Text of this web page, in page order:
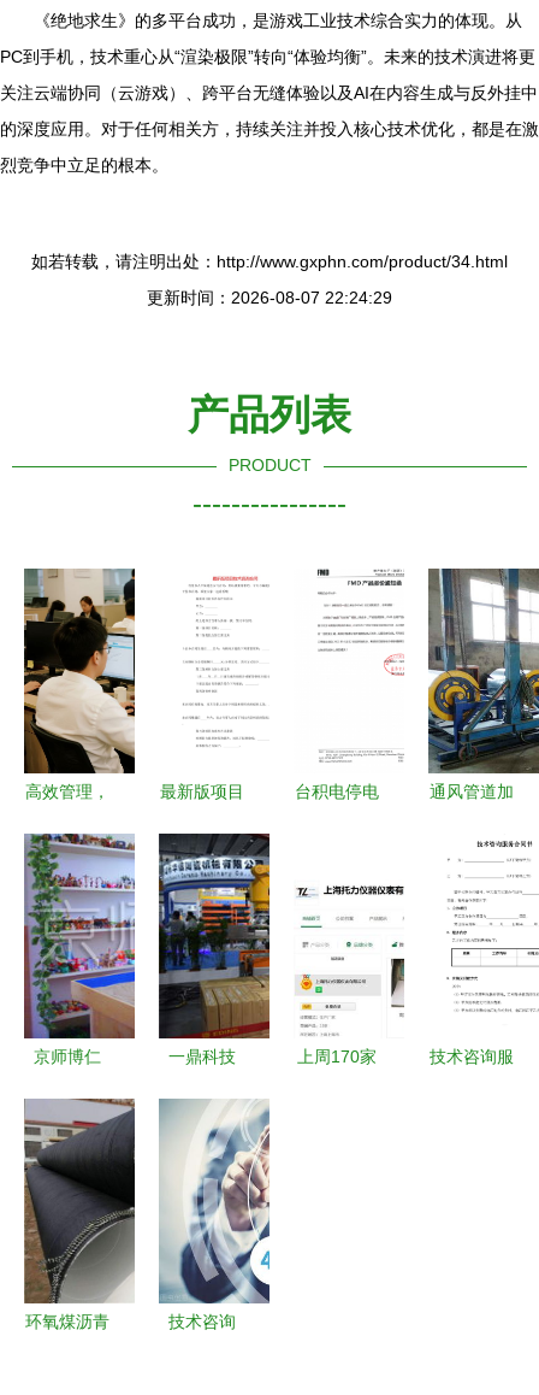
《绝地求生》的多平台成功，是游戏工业技术综合实力的体现。从
PC到手机，技术重心从“渲染极限”转向“体验均衡”。未来的技术演进将更
关注云端协同（云游戏）、跨平台无缝体验以及AI在内容生成与反外挂中
的深度应用。对于任何相关方，持续关注并投入核心技术优化，都是在激
烈竞争中立足的根本。
如若转载，请注明出处：http://www.gxphn.com/product/34.html
更新时间：2026-08-07 22:24:29
产品列表
PRODUCT
----------------
高效管理，
供应链ERP
管理系统的
优势解析
最新版项目
同（专业
版）核心内
容解析
台积电停电
从技术咨询
看半导体产
业的连锁震
荡
通风管道加
荣金属 在
线咨询 北
京通风管道
京师博仁
心理咨询，
构筑心灵健
康的智慧桥
梁
一鼎科技
厂产品发布
会闪耀
2017陶瓷
工业展，引
领技术咨询
新风潮
上周170家
技术咨询服
环氧煤沥青
技术咨询